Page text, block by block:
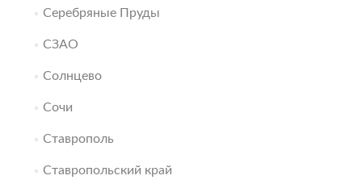
Серебряные Пруды
СЗАО
Солнцево
Сочи
Ставрополь
Ставропольский край